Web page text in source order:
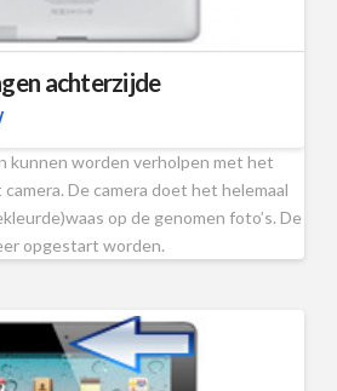
achterzijde
kunnen worden verholpen met het
De camera doet het helemaal
op de genomen foto’s. De
opgestart worden.